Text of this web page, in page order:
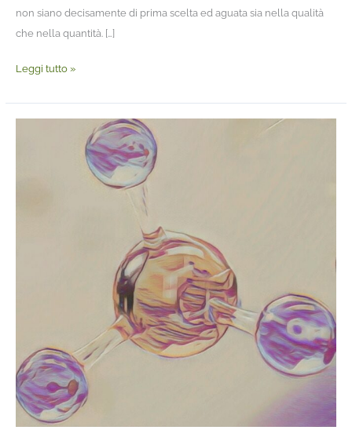
non siano decisamente di prima scelta ed aguata sia nella qualità
che nella quantità. […]
Leggi tutto »